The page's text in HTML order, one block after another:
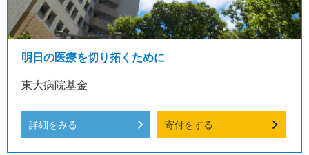
明日の医療を切り拓くために
東大病院基金
詳細をみる 寄付をする